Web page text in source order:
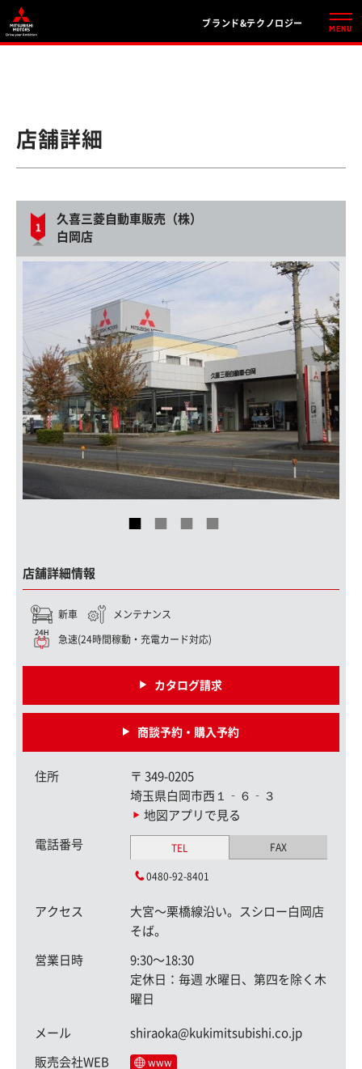
ブランド&テクノロジー
店舗詳細
久喜三菱自動車販売（株）
白岡店
店舗詳細情報
新車 メンテナンス
急速(24時間稼動・充電カード対応)
カタログ請求
商談予約・購入予約
住所 〒 349-0205
埼玉県白岡市西１‐６‐３
地図アプリで見る
電話番号 TEL FAX
0480-92-8401
アクセス
大宮〜栗橋線沿い。スシロー白岡店
そば。
営業日時
9:30〜18:30
定休日：毎週 水曜日、第四を除く木
曜日
メール shiraoka@kukimitsubishi.co.jp
販売会社WEB
www